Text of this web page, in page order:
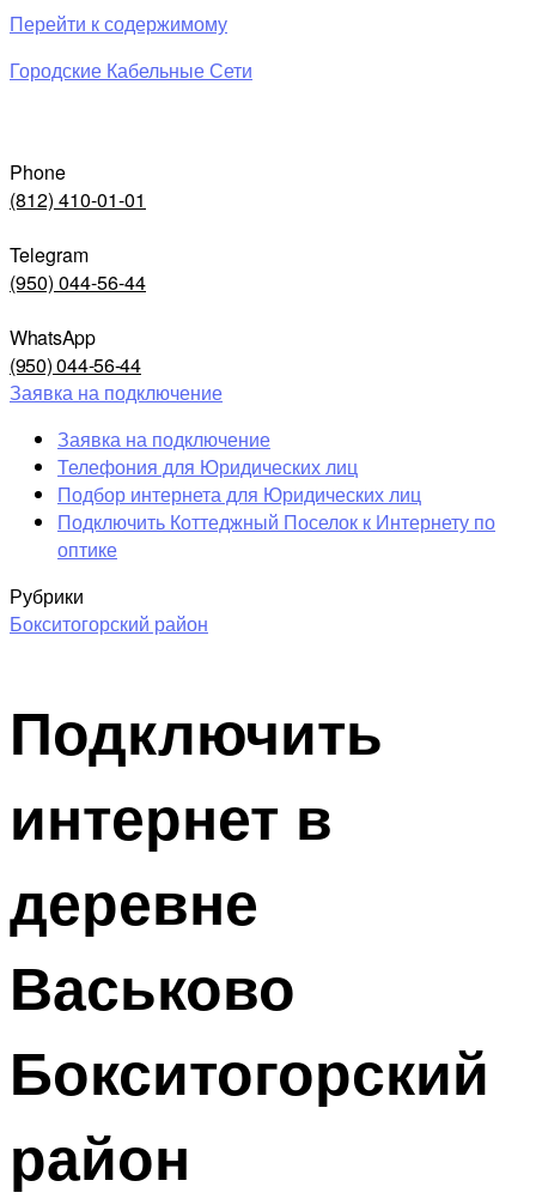
Перейти к содержимому
Городские Кабельные Сети
Phone
(812) 410-01-01
Telegram
(950) 044-56-44
WhatsApp
(950) 044-56-44
Заявка на подключение
Заявка на подключение
Телефония для Юридических лиц
Подбор интернета для Юридических лиц
Подключить Коттеджный Поселок к Интернету по
оптике
Рубрики
Бокситогорский район
Подключить
интернет в
деревне
Васьково
Бокситогорский
район